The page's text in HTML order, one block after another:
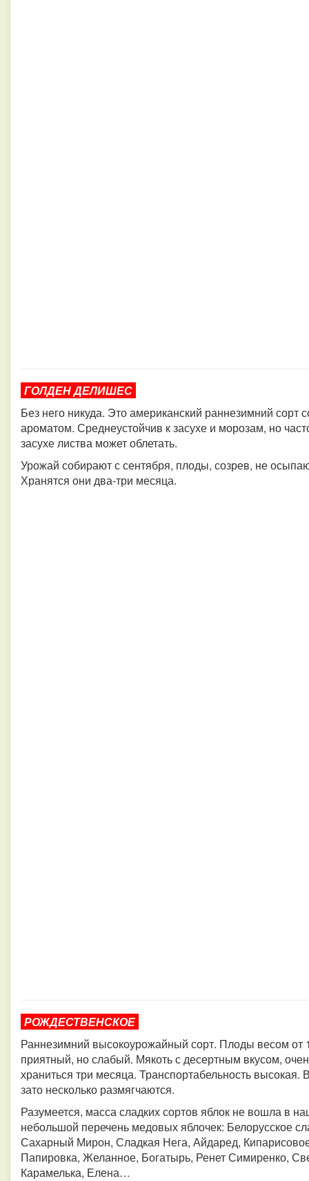
ГОЛДЕН ДЕЛИШЕС​​​​​​​
Без него никуда. Это американский раннезимний
ароматом. Среднеустойчив к засухе и морозам, но
засухе листва может облетать.
Урожай собирают с сентября, плоды, созрев, не
Хранятся они два-три месяца.
РОЖДЕСТВЕНСКОЕ
Раннезимний высокоурожайный сорт. Плоды весом от
приятный, но слабый. Мякоть с десертным вкусом,
храниться три месяца. Транспортабельность
зато несколько размягчаются.
Разумеется, масса сладких сортов яблок не вошла в
небольшой перечень медовых яблочек: Белорусское
Сахарный Мирон, Сладкая Нега, Айдаред,
Папировка, Желанное, Богатырь, Ренет Симиренко,
Карамелька, Елена…